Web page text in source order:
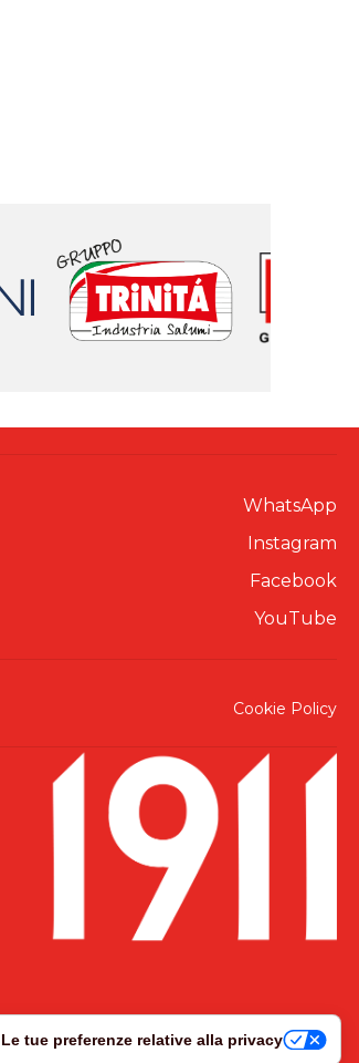
WhatsApp
Instagram
Facebook
YouTube
Cookie Policy
Le tue preferenze relative alla privacy